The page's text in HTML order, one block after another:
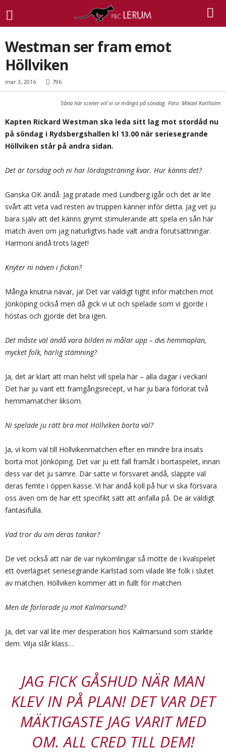
Westman ser fram emot
Höllviken
mar 3, 2016 796
Såna här scener vill vi se många på söndag. Foto: Mikael Karlholm
Kapten Rickard Westman ska leda sitt lag mot stordåd nu
på söndag i Rydsbergshallen kl 13.00 när seriesegrande
Höllviken står på andra sidan.
Det är torsdag och ni har lördagsträning kvar. Hur känns det?
Ganska OK ändå. Jag pratade med Lundberg igår och det är lite
svårt att veta vad resten av truppen känner inför detta. Jag vet ju
bara själv att det känns grymt stimulerande att spela en sån här
match även om jag naturligtvis hade valt andra förutsättningar.
Harmoni ändå trots läget!
Knyter ni näven i fickan?
Många knutna nävar, ja! Det var väldigt tight inför matchen mot
Jönköping också men då gick vi ut och spelade som vi gjorde i
höstas och gjorde det bra igen.
Det måste väl ändå vara bilden ni målar upp – dvs hemmaplan,
mycket folk, härlig stämning?
Ja, det är klart att man helst vill spela här – alla dagar i veckan!
Det har ju varit ett framgångsrecept, vi har ju bara förlorat två
hemmamatcher liksom.
Ni spelade ju rätt bra mot Höllviken borta väl?
Ja, vi kom väl till Höllvikenmatchen efter en mindre bra insats
borta mot Jönköping. Det var ju ett fall framåt i bortaspelet, innan
dess var det ju sämre. Där satte vi försvaret ändå, släppte väl
deras femte i öppen kasse. Vi har ändå koll på hur vi ska försvara
oss även om de har ett specifikt sätt att anfalla på. De är väldigt
fantasifulla.
Vad tror du om deras tankar?
De vet också att när de var nykomlingar så mötte de i kvalspelet
ett överlägset seriesegrande Karlstad som vilade lite folk i slutet
av matchen. Höllviken kommer att in fullt för matchen.
Men de förlorade ju mot Kalmarsund?
Ja, det var väl lite mer desperation hos Kalmarsund som stärkte
dem. Vilja slår klass…
JAG FICK GÅSHUD NÄR MAN
KLEV IN PÅ PLAN! DET VAR DET
MÄKTIGASTE JAG VARIT MED
OM. ALL CRED TILL DEM!